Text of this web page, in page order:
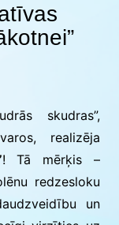
skudras”,
realizēja
! Tā mērķis –
redzesloku
un